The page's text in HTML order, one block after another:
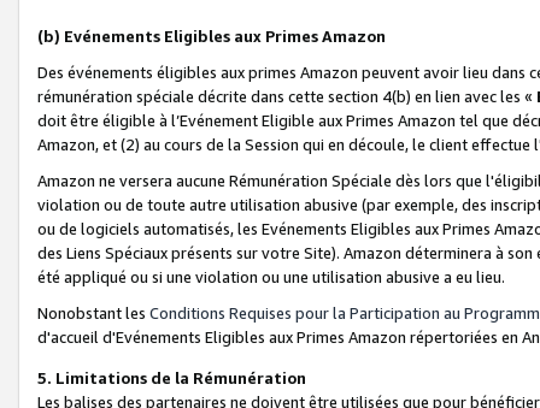
(b) Evénements Eligibles aux Primes Amazon
Des événements éligibles aux primes Amazon peuvent avoir lieu dans
rémunération spéciale décrite dans cette section 4(b) en lien avec les «
doit être éligible à l’Evénement Eligible aux Primes Amazon tel que
Amazon, et (2) au cours de la Session qui en découle, le client
Amazon ne versera aucune Rémunération Spéciale dès lors que
violation ou de toute autre utilisation abusive (par exemple, des
ou de logiciels automatisés, les Evénements Eligibles aux Primes
des Liens Spéciaux présents sur votre Site). Amazon déterminera à
été appliqué ou si une violation ou une utilisation abusive a eu lieu.
Nonobstant les Conditions Requises pour la Participation au
d'accueil d'Evénements Eligibles aux Primes Amazon répertoriées en
5. Limitations de la Rémunération
Les balises des partenaires ne doivent être utilisées que pour